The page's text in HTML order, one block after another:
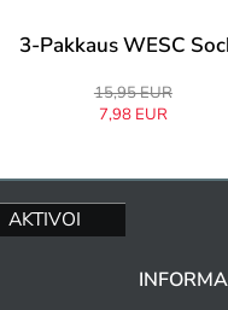
3-Pakkaus WESC
15,95 EUR
7,98 EUR